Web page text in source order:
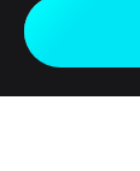
如何購買加密貨